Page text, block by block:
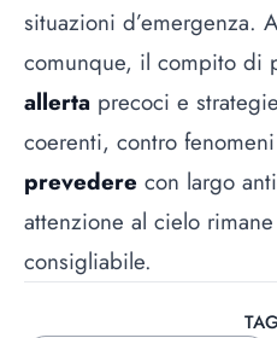
situazioni d’emergenza.
comunque, il compito di
allerta precoci e
coerenti, contro
prevedere con largo
attenzione al cielo
consigliabile.